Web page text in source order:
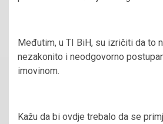
Međutim, u TI BiH, su izričiti da to
nezakonito i neodgovorno
imovinom.
Kažu da bi ovdje trebalo da se